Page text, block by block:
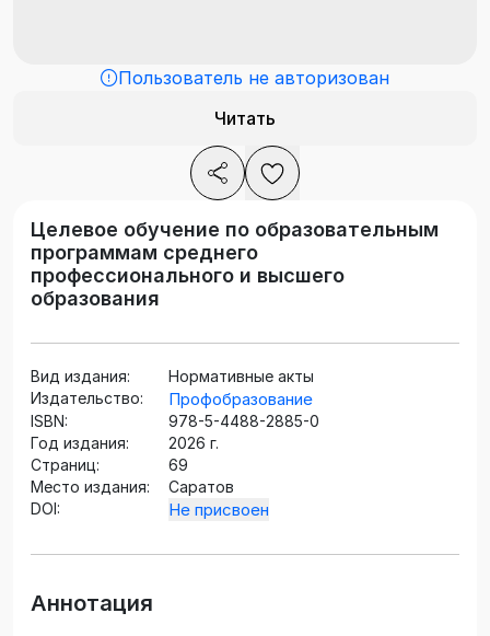
Пользователь не авторизован
Читать
Целевое обучение по образовательным
программам среднего
профессионального и высшего
образования
Вид издания:
Нормативные акты
Издательство:
Профобразование
ISBN:
978-5-4488-2885-0
Год издания:
2026 г.
Страниц:
69
Место издания:
Саратов
DOI:
Не присвоен
Аннотация